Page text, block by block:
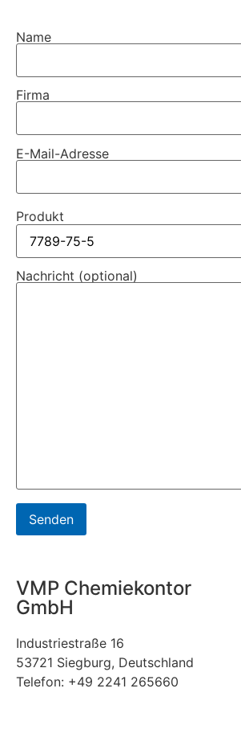
Name
Firma
E-Mail-Adresse
Produkt
Nachricht (optional)
VMP Chemiekontor
GmbH
Industriestraße 16
53721 Siegburg, Deutschland
Telefon: +49 2241 265660